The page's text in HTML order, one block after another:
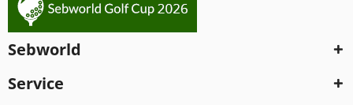
Sebworld
Service